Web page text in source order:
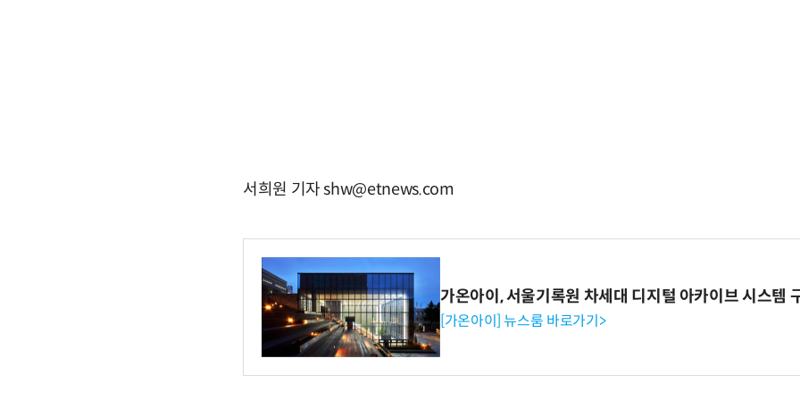
서희원 기자 shw@etnews.com
가온아이, 서울기록원 차세대 디지털 아카이브 시스템
[가온아이] 뉴스룸 바로가기>